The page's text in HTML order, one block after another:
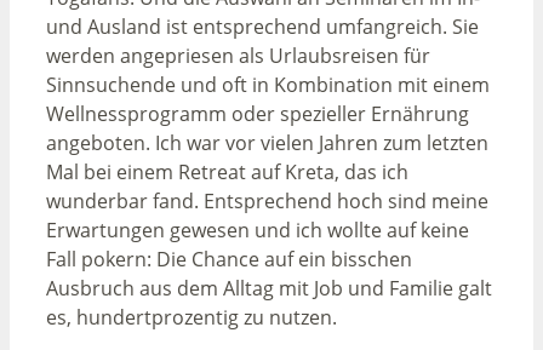
und Ausland ist entsprechend umfangreich. Sie
werden angepriesen als Urlaubsreisen für
Sinnsuchende und oft in Kombination mit einem
Wellnessprogramm oder spezieller Ernährung
angeboten. Ich war vor vielen Jahren zum letzten
Mal bei einem Retreat auf Kreta, das ich
wunderbar fand. Entsprechend hoch sind meine
Erwartungen gewesen und ich wollte auf keine
Fall pokern: Die Chance auf ein bisschen
Ausbruch aus dem Alltag mit Job und Familie galt
es, hundertprozentig zu nutzen.